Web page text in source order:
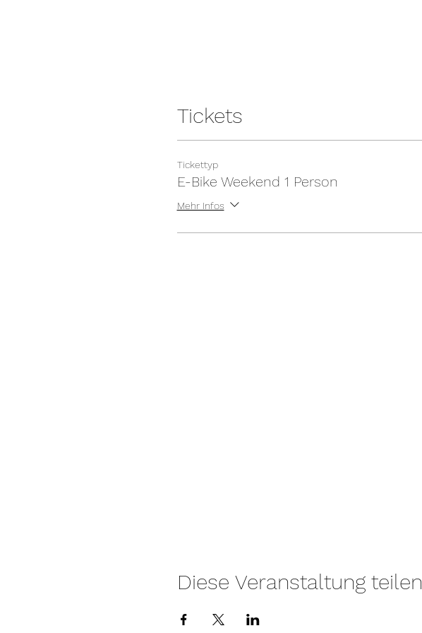
Tickets
Tickettyp
E-Bike Weekend 1 Person
Mehr Infos
Diese Veranstaltung teilen